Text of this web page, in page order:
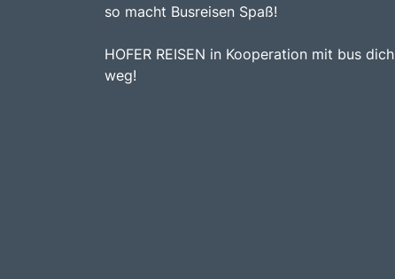
so macht Busreisen Spaß!
HOFER REISEN in Kooperation mit bus dich
weg!